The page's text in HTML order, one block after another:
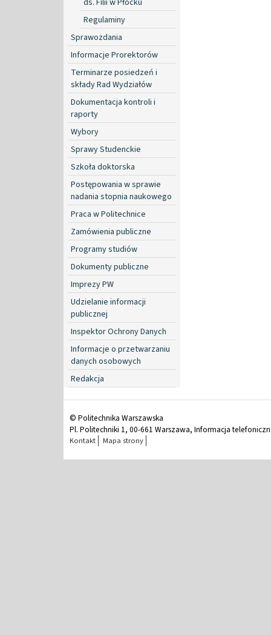
Regulaminy
Sprawozdania
Informacje Prorektorów
Terminarze posiedzeń i
składy Rad Wydziałów
Dokumentacja kontroli i
raporty
Wybory
Sprawy Studenckie
Szkoła doktorska
Postępowania w sprawie
nadania stopnia naukowego
Praca w Politechnice
Zamówienia publiczne
Programy studiów
Dokumenty publiczne
Imprezy PW
Udzielanie informacji
publicznej
Inspektor Ochrony Danych
Informacje o przetwarzaniu
danych osobowych
Redakcja
© Politechnika Warszawska
Pl. Politechniki 1, 00-661 Warszawa, Informacja
Kontakt Mapa strony